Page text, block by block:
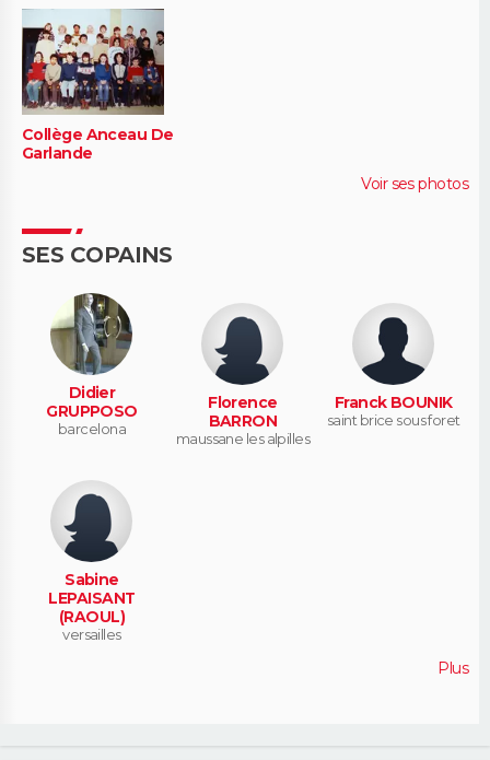
Collège Anceau De
Garlande
Voir ses photos
SES COPAINS
Didier
GRUPPOSO
barcelona
Florence
BARRON
maussane les alpilles
Franck BOUNIK
saint brice sous foret
Sabine
LEPAISANT
(RAOUL)
versailles
Plus